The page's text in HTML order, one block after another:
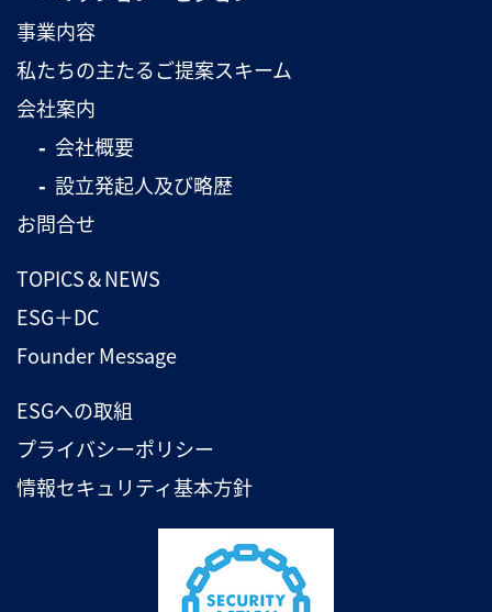
事業内容
私たちの主たるご提案スキーム
会社案内
会社概要
設立発起人及び略歴
お問合せ
TOPICS＆NEWS
ESG＋DC
Founder Message
ESGへの取組
プライバシーポリシー
情報セキュリティ基本方針